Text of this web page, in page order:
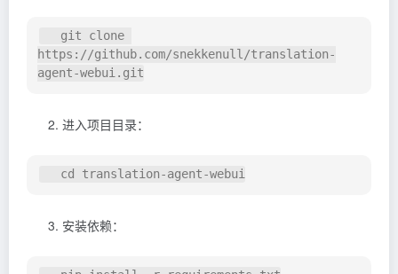
https://github.com/snekkenull/translation-
进入项目目录：
安装依赖：